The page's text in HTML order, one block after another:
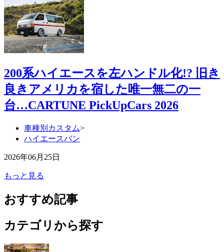
200系ハイエースを左ハンドル化!? 旧き
良きアメリカを宿した唯一無二の一
台…CARTUNE PickUpCars 2026
車種別カスタム>
ハイエースバン
2026年06月25日
もっと見る
おすすめ記事
カテゴリから探す